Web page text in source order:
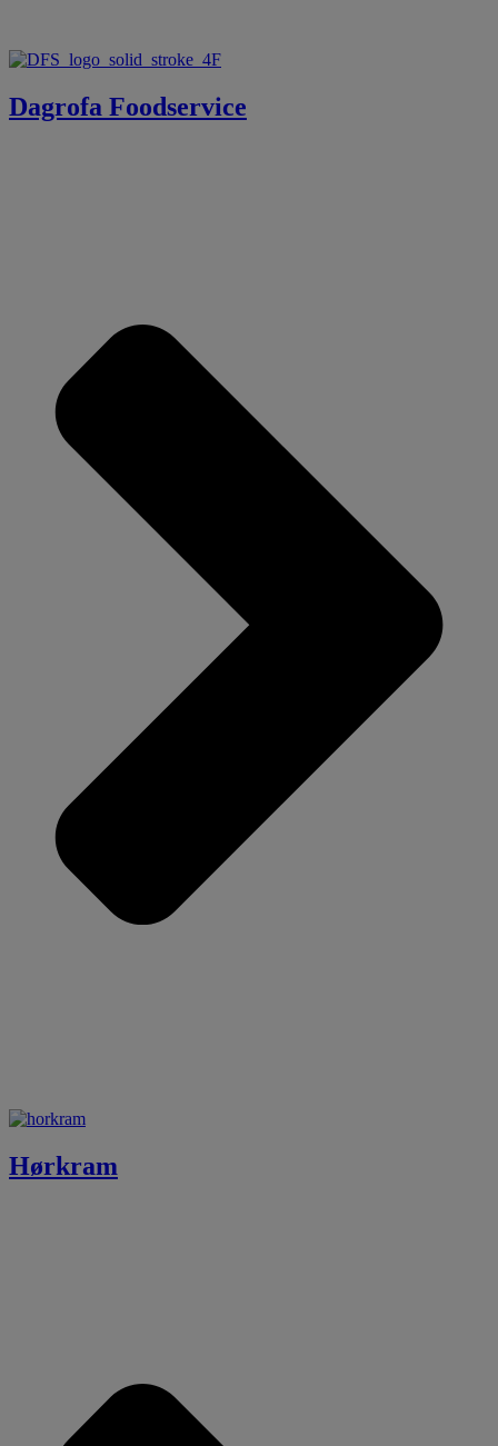
Dagrofa Foodservice
Hørkram